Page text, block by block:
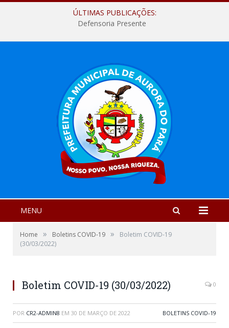
ÚLTIMAS PUBLICAÇÕES:
Defensoria Presente
MENU
Home » Boletins COVID-19 »
Boletim COVID-19
(30/03/2022)
Boletim COVID-19 (30/03/2022) 0
POR CR2-ADMIN8 EM 30 DE MARÇO DE 2022 BOLETINS COVID-19